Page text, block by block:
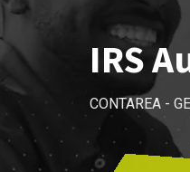
IRS
CONTAREA -